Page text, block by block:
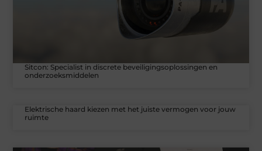
Sitcon: Specialist in discrete beveiligingsoplossingen en
onderzoeksmiddelen
Elektrische haard kiezen met het juiste vermogen voor jouw
ruimte